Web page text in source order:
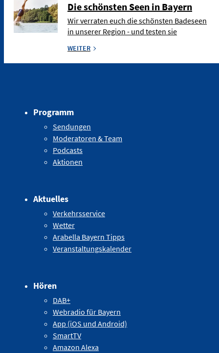
Die schönsten Seen in Bayern
Wir verraten euch die schönsten Badeseen
in unserer Region - und testen sie
WEITER
Programm
Sendungen
Moderatoren & Team
Podcasts
Aktionen
Aktuelles
Verkehrsservice
Wetter
Arabella Bayern Tipps
Veranstaltungskalender
Hören
DAB+
Webradio für Bayern
App (iOS und Android)
SmartTV
Amazon Alexa